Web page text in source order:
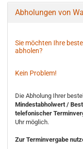
Abholungen von
Sie möchten Ihre
abholen?
Kein Problem!
Die Abholung Ihrer
Mindestabholwert /
telefonischer
Uhr möglich.
Zur Terminvergabe